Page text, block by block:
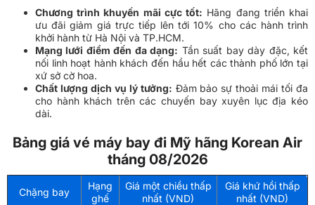
Chương trình khuyến mãi cực tốt: Hãng đang triển khai
ưu đãi giảm giá trực tiếp lên tới 10% cho các hành trình
khởi hành từ Hà Nội và TP.HCM.
Mạng lưới điểm đến đa dạng: Tần suất bay dày đặc, kết
nối linh hoạt hành khách đến hầu hết các thành phố lớn tại
xứ sở cờ hoa.
Chất lượng dịch vụ lý tưởng: Đảm bảo sự thoải mái tối đa
cho hành khách trên các chuyến bay xuyên lục địa kéo
dài.
Bảng giá vé máy bay đi Mỹ hãng Korean Air
tháng 08/2026
Chặng bay
Hạng
ghế
Giá một chiều thấp
nhất (VND)
Giá khứ hồi thấp
nhất (VND)